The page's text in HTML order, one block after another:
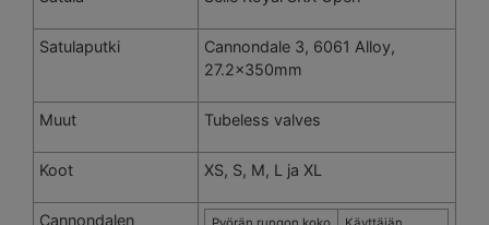
Satulaputki
Cannondale 3, 6061 Alloy,
27.2x350mm
Muut Tubeless valves
Koot XS, S, M, L ja XL
Cannondalen